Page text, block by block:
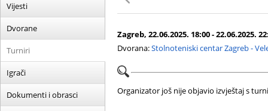
Vijesti
Dvorane
Turniri
Igrači
Dokumenti i obrasci
Zagreb, 22.06.2025. 18:00 - 22.06.2025.
Dvorana:Stolnoteniski centar Zagreb -
Organizator još nije objavio izvještaj s